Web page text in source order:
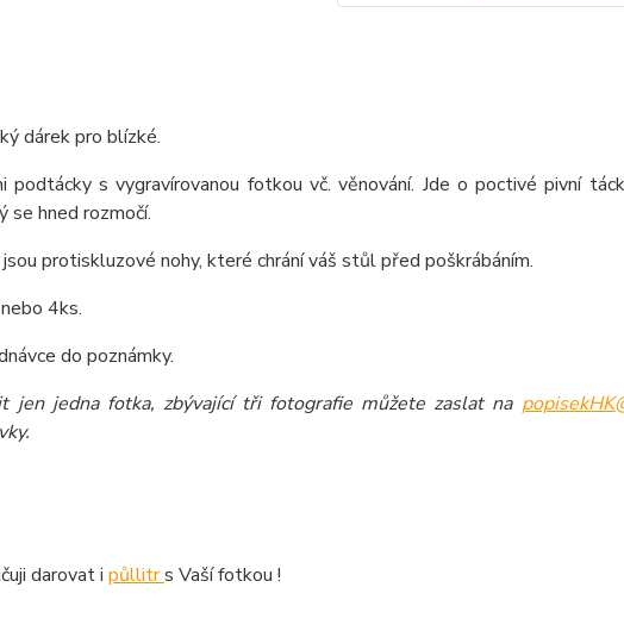
dárek pro blízké.
podtácky s vygravírovanou fotkou vč. věnování. Jde o poctivé pivní
se hned rozmočí.
protiskluzové nohy, které chrání váš stůl před poškrábáním.
4ks.
do poznámky.
jen jedna fotka, zbývající tři fotografie můžete zaslat na
darovat i půllitrs Vaší fotkou !